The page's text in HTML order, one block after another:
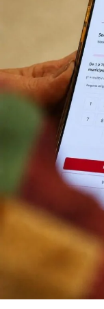
Copa Maricá de
esporte de areia,
Esportes,
competição de